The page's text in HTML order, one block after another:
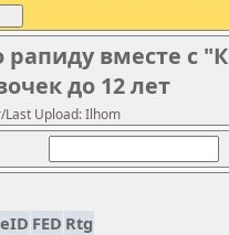
вместе с
до 12 лет
Last Upload: Ilhom
FED Rtg